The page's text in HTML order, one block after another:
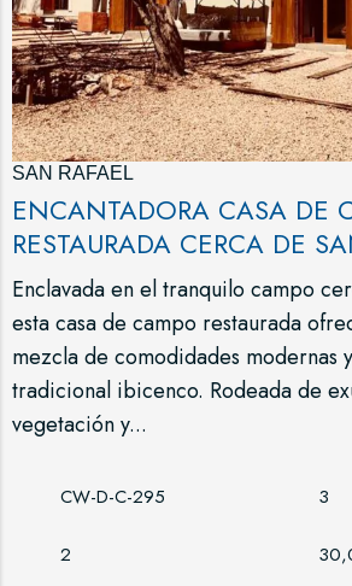
SAN RAFAEL
ENCANTADORA CASA DE
RESTAURADA CERCA DE
Enclavada en el tranquilo campo
esta casa de campo restaurada
mezcla de comodidades modernas
tradicional ibicenco. Rodeada de
vegetación y...
CW-D-C-295 3
2